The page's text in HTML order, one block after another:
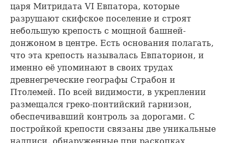
царя Митридата VI Евпатора, которые
разрушают скифское поселение и строят
небольшую крепость с мощной башней-
донжоном в центре. Есть основания полагать,
что эта крепость называлась Евпаторион, и
именно её упоминают в своих трудах
древнегреческие географы Страбон и
Птолемей. По всей видимости, в укреплении
размещался греко-понтийский гарнизон,
обеспечивавший контроль за дорогами. С
постройкой крепости связаны две уникальные